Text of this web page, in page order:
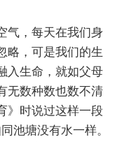
气，每天在我们身
略，可是我们的生
入生命，就如父母
无数种数也数不清
》时说过这样一段
池塘没有水一样。